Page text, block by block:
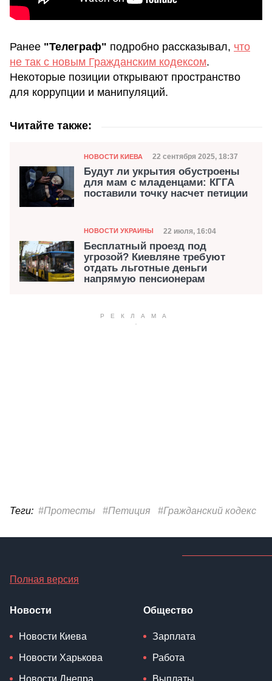
Ранее "Телеграф" подробно рассказывал, что
не так с новым Гражданским кодексом.
Некоторые позиции открывают пространство
для коррупции и манипуляций.
Читайте также:
Категория
НОВОСТИ КИЕВА Дата публикации
22 сентября 2025, 18:37
Будут ли укрытия обустроены
для мам с младенцами: КГГА
поставили точку насчет петиции
Категория
НОВОСТИ УКРАИНЫ Дата публикации
22 июля, 16:04
Бесплатный проезд под
угрозой? Киевляне требуют
отдать льготные деньги
напрямую пенсионерам
Теги: #Протесты #Петиция #Гражданский кодекс
Полная версия
Новости
Новости Киева
Новости Харькова
Новости Днепра
Общество
Зарплата
Работа
Выплаты